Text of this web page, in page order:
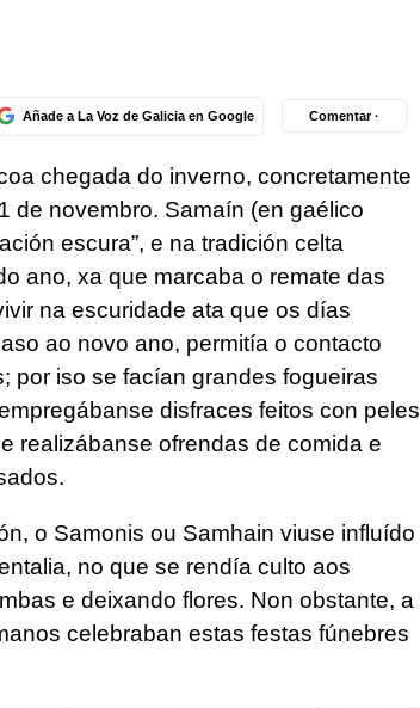
Añade a La Voz de Galicia en Google Comentar ·
chegada do inverno, concretamente
de novembro. Samaín (en gaélico
escura”, e na tradición celta
ano, xa que marcaba o remate das
na escuridade ata que os días
ao novo ano, permitía o contacto
por iso se facían grandes fogueiras
disfraces feitos con peles
realizábanse ofrendas de comida e
o Samonis ou Samhain viuse influído
no que se rendía culto aos
e deixando flores. Non obstante, a
celebraban estas festas fúnebres